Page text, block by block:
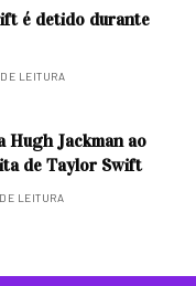
é detido durante
LEITURA
Hugh Jackman ao
de Taylor Swift
LEITURA